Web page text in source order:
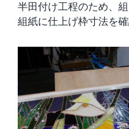
半田付け工程のため、
組紙に仕上げ枠寸法を